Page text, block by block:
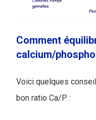
Comment
calcium/
Voici quelques
bon ratio Ca/P :